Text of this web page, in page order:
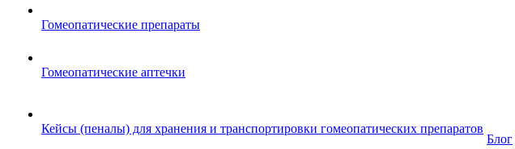
Гомеопатические препараты
Гомеопатические аптечки
Кейсы (пеналы) для хранения и транспортировки гомеопатических препаратов
Блог